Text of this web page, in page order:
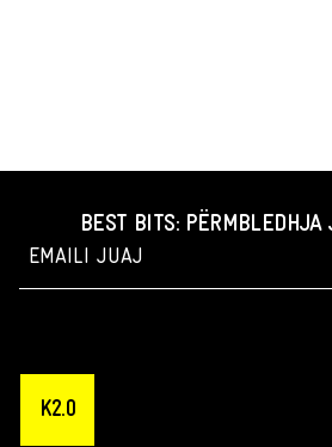
BEST BITS: PËRMBLEDHJA
K2.0